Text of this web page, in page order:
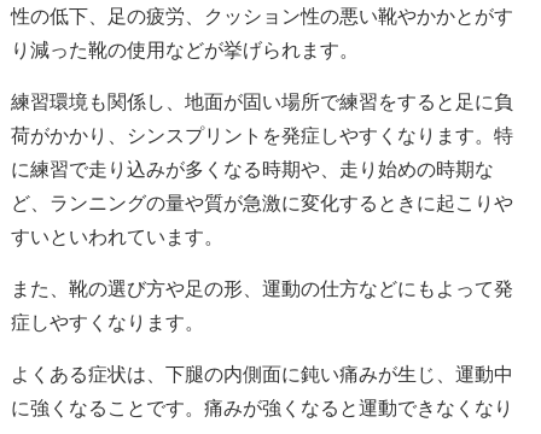
性の低下、足の疲労、クッション性の悪い靴やかかとがす
り減った靴の使用などが挙げられます。
練習環境も関係し、地面が固い場所で練習をすると足に負
荷がかかり、シンスプリントを発症しやすくなります。特
に練習で走り込みが多くなる時期や、走り始めの時期な
ど、ランニングの量や質が急激に変化するときに起こりや
すいといわれています。
また、靴の選び方や足の形、運動の仕方などにもよって発
症しやすくなります。
よくある症状は、下腿の内側面に鈍い痛みが生じ、運動中
に強くなることです。痛みが強くなると運動できなくなり